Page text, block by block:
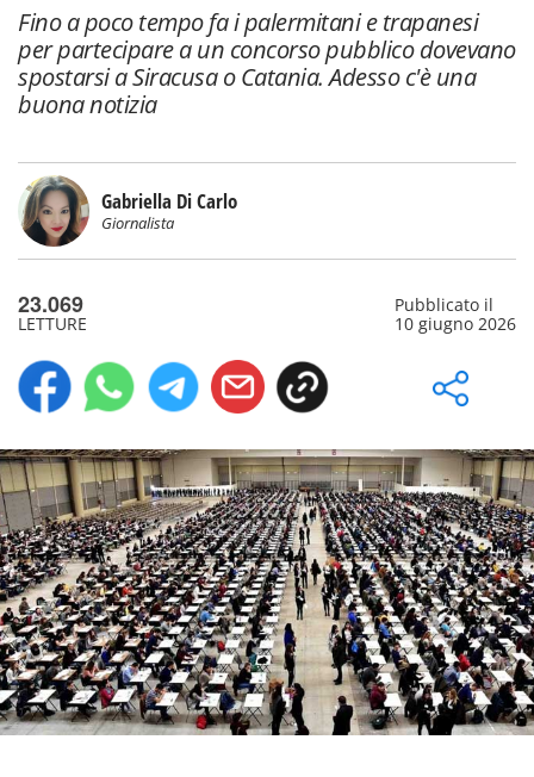
Fino a poco tempo fa i palermitani e trapanesi
per partecipare a un concorso pubblico dovevano
spostarsi a Siracusa o Catania. Adesso c'è una
buona notizia
Gabriella Di Carlo
Giornalista
23.069
LETTURE
Pubblicato il
10 giugno 2026